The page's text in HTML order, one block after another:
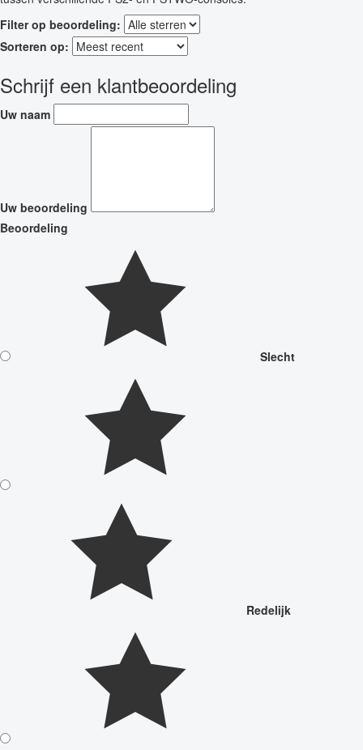
Filter op beoordeling:
Sorteren op:
Schrijf een klantbeoordeling
Uw naam
Uw beoordeling
Beoordeling
Slecht
Redelijk